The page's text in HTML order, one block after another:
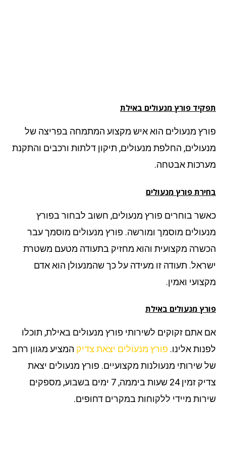
פורץ מנעולים באילת
מנעולים הוא איש מקצוע המתמחה בפריצה של
החלפת מנעולים, תיקון דלתות ורכבים והתקנת
אבטחה.
פורץ מנעולים
בוחרים פורץ מנעולים, חשוב לבחור בפורץ
מוסמך ומורשה. פורץ מנעולים מוסמך עבר
מקצועית והוא מחזיק בתעודה מטעם משטרת
תעודה זו מעידה על כך שהמנעולן הוא אדם
ואמין.
מנעוליםבאילת
אתם זקוקים לשירותי פורץ מנעולים באילת, תוכלו
אלינו.פורץ מנעולים יצאת צדיק המציע מגוון רחב
שירותי מנעולנות מקצועיים. פורץ מנעולים יצאת
צדיק זמין 24 שעות ביממה, 7 ימים בשבוע, מספקים
מיידי ללקוחות במקרים דחופים.